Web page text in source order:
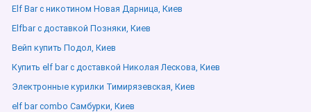
Elf Bar с никотином Новая Дарница, Киев
Elfbar с доставкой Позняки, Киев
Вейп купить Подол, Киев
Купить elf bar с доставкой Николая Лескова, Киев
Электронные курилки Тимирязевская, Киев
elf bar combo Самбурки, Киев